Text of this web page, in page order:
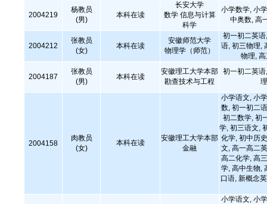
2004219
杨教员
(男)
本科在读
长安大学
数学 信息与计算
科学
小学数学, 小
中奥数, 高
2004212
张教员
(女)
本科在读
安徽师范大学
物理学（师范）
初一初二英
语, 初三物理,
物理,
2004187
张教员
(男)
本科在读
安徽理工大学本部
勘查技术与工程
初一初二英
2004158
肉教员
(女)
本科在读
安徽理工大学本部
金融
小学语文, 小
数, 初一初二
初二数学, 初
学, 初三语文,
化学, 初中历
文, 高一高二
高二化学, 高
学, 高中生物,
口语, 新概念
小学语文, 小